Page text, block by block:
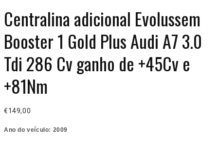
Centralina adicional Evolussem
Booster 1 Gold Plus Audi A7 3.0
Tdi 286 Cv ganho de +45Cv e
+81Nm
€149,00
Ano do veículo: 2009